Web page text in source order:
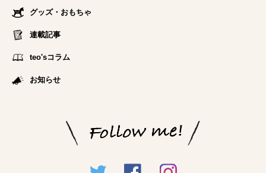
グッズ・おもちゃ
連載記事
teo'sコラム
お知らせ